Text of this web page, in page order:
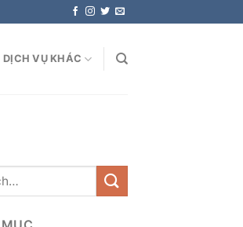
DỊCH VỤ KHÁC